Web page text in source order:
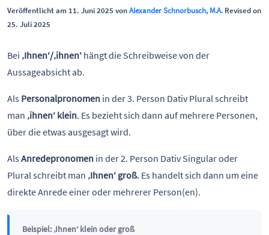
Veröffentlicht am 11. Juni 2025 vonAlexander Schnorbusch, M.A. Revised on
25. Juli 2025
Bei ‚Ihnen‘/‚ihnen‘ hängt die Schreibweise von der
Aussageabsicht ab.
Als Personalpronomen in der 3. Person Dativ Plural schreibt
man ‚ihnen‘ klein. Es bezieht sich dann auf mehrere Personen,
über die etwas ausgesagt wird.
AlsAnredepronomen in der 2. Person Dativ Singular oder
Plural schreibt man ‚Ihnen‘ groß. Es handelt sich dann um eine
direkte Anrede einer oder mehrerer Person(en).
Beispiel: ‚Ihnen‘ klein oder groß